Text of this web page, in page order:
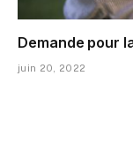
Demande pour
juin 20, 2022